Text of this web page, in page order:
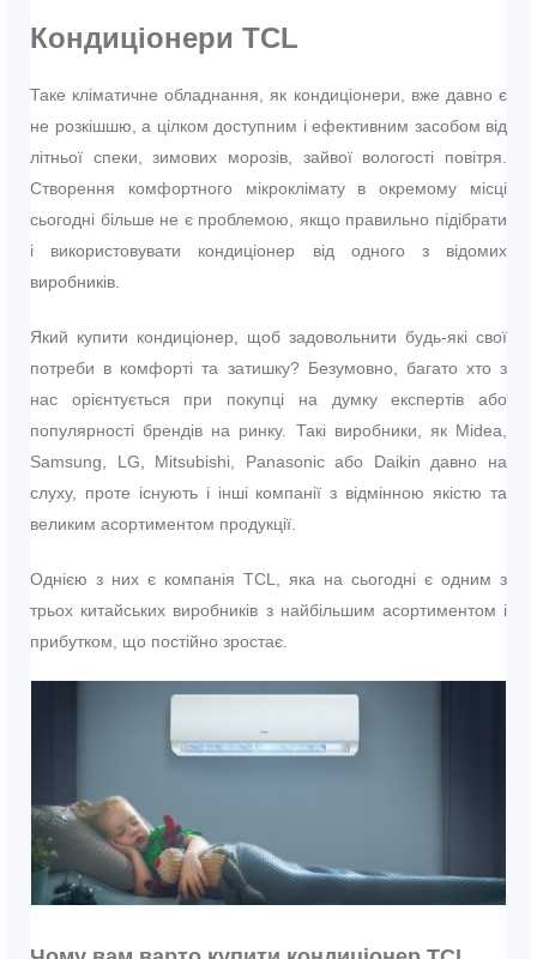
Кондиціонери TCL
Таке кліматичне обладнання, як кондиціонери, вже давно є
не розкішшю, а цілком доступним і ефективним засобом від
літньої спеки, зимових морозів, зайвої вологості повітря.
Створення комфортного мікроклімату в окремому місці
сьогодні більше не є проблемою, якщо правильно підібрати
і використовувати кондиціонер від одного з відомих
виробників.
Який купити кондиціонер, щоб задовольнити будь-які свої
потреби в комфорті та затишку? Безумовно, багато хто з
нас орієнтується при покупці на думку експертів або
популярності брендів на ринку. Такі виробники, як Midea,
Samsung, LG, Mitsubishi, Panasonic або Daikin давно на
слуху, проте існують і інші компанії з відмінною якістю та
великим асортиментом продукції.
Однією з них є компанія TCL, яка на сьогодні є одним з
трьох китайських виробників з найбільшим асортиментом і
прибутком, що постійно зростає.